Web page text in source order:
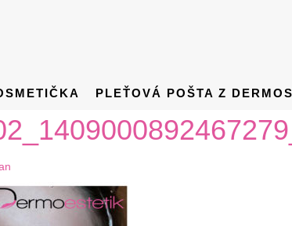
PLEŤOVÁ POŠTA Z